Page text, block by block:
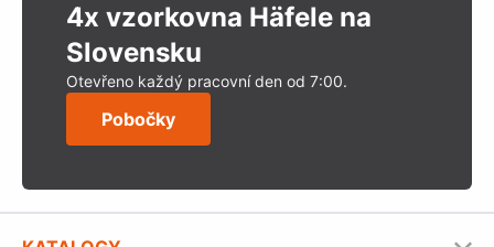
4x vzorkovna Häfele na
Slovensku
Otevřeno každý pracovní den od 7:00.
Pobočky